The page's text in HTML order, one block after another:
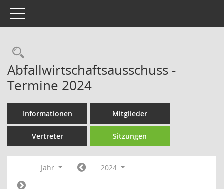
Toggle navigation
Rechercheauswahl
Abfallwirtschaftsausschuss -
Termine 2024
Informationen Mitglieder
Vertreter Sitzungen
Jahr 2024